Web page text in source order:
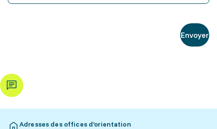
Envoyer
Adresses des offices d’orientation